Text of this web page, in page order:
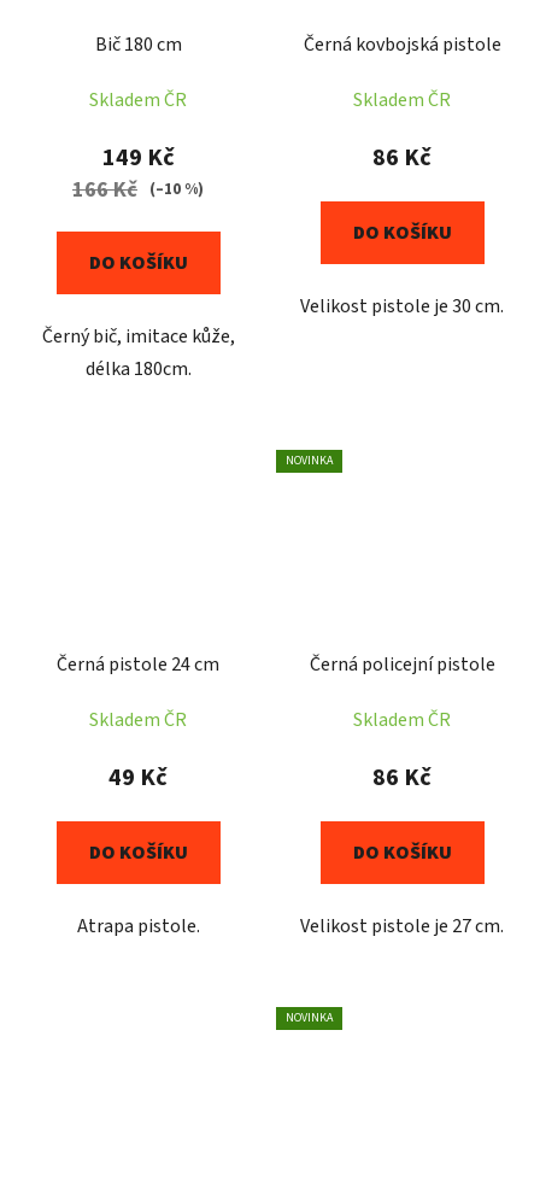
Bič 180 cm
Skladem ČR
149 Kč
166 Kč (–10 %)
DO KOŠÍKU
Černý bič, imitace kůže,
délka 180cm.
Černá kovbojská pistole
Skladem ČR
86 Kč
DO KOŠÍKU
Velikost pistole je 30 cm.
Černá pistole 24 cm
Skladem ČR
49 Kč
DO KOŠÍKU
Atrapa pistole.
NOVINKA
Černá policejní pistole
Skladem ČR
86 Kč
DO KOŠÍKU
Velikost pistole je 27 cm.
NOVINKA